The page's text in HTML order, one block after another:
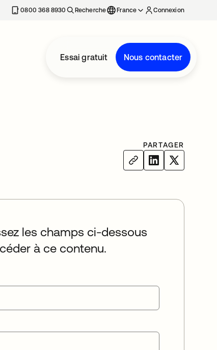
0800 368 8930 Recherche France Connexion
Essai gratuit Nous contacter
PARTAGER
les champs ci-dessous
à ce contenu.